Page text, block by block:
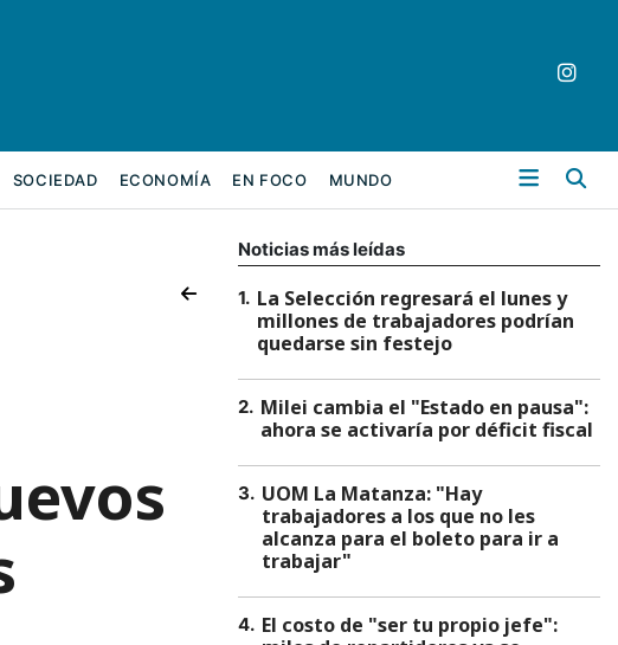
SOCIEDAD ECONOMÍA EN FOCO MUNDO
Noticias más leídas
1. La Selección regresará el lunes y
millones de trabajadores podrían
quedarse sin festejo
2. Milei cambia el "Estado en pausa":
ahora se activaría por déficit fiscal
3. UOM La Matanza: "Hay
trabajadores a los que no les
alcanza para el boleto para ir a
trabajar"
4. El costo de "ser tu propio jefe":